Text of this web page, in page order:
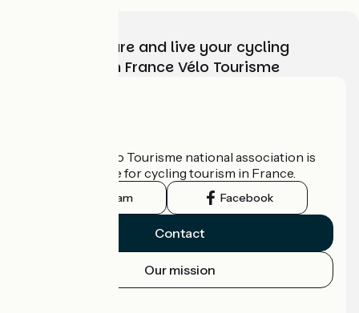
Choose, prepare and live your cycling
adventure with France Vélo Tourisme
The France Vélo Tourisme national association is
the official guide for cycling tourism in France.
Instagram Facebook
Contact
Our mission